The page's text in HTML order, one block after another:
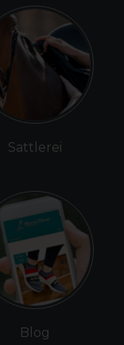
Sattlerei
Blog